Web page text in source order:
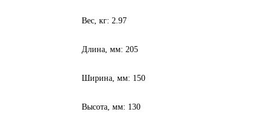
Вес, кг: 2.97
Длина, мм: 205
Ширина, мм: 150
Высота, мм: 130